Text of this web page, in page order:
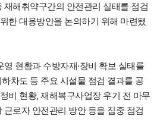
재해취약구간의 안전관리 실태를 점검
한 대응방안을 논의하기 위해 마련됐
현황과 수방자재·장비 확보 실태를
차도 등 주요 시설물 점검 결과를 공
비 현황, 재해복구사업장 우기 전 마무
로자 안전관리 방안 등을 집중 점검